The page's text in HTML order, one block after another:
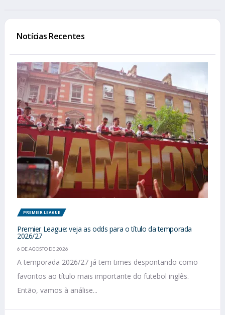
Notícias Recentes
PREMIER LEAGUE
Premier League: veja as odds para o título da temporada
2026/27
6 DE AGOSTO DE 2026
A temporada 2026/27 já tem times despontando como
favoritos ao título mais importante do futebol inglês.
Então, vamos à análise...